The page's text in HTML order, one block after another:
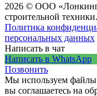
2026 © ООО
строительной техники.
Политика
персональных данных
Написать в чат
Написать в WhatsApp
Позвонить
Мы используем файлы
вы соглашаетесь на